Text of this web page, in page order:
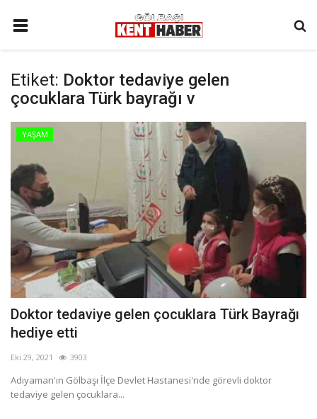
İLETIŞIM
GÜNDEM
YAŞAM
SAĞLIK
SİYASET
KÜNYE
MALATYA
DİĞER
YAZARLARIMIZ
ÖZEL ANKETLER
Etiket: Doktor tedaviye gelen
çocuklara Türk bayrağı v
YAŞAM
Doktor tedaviye gelen çocuklara Türk Bayrağı
hediye etti
Eki 29, 2021 3903
Adıyaman'ın Gölbaşı İlçe Devlet Hastanesi'nde görevli doktor
tedaviye gelen çocuklara...